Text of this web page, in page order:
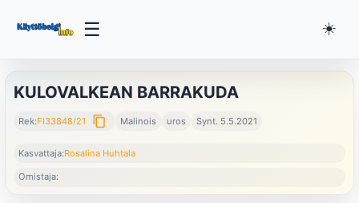
☰ ☀️
KULOVALKEAN BARRAKUDA
Rek:FI33848/21 content_copy Malinois uros Synt. 5.5.2021
Kasvattaja:Rosalina Huhtala
Omistaja: